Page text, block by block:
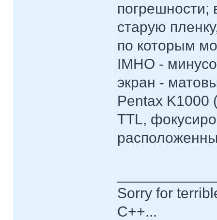
погрешности;
старую
по которым
IMHO -
экран -
Pentax K1000
TTL,
Sorry for
C++...